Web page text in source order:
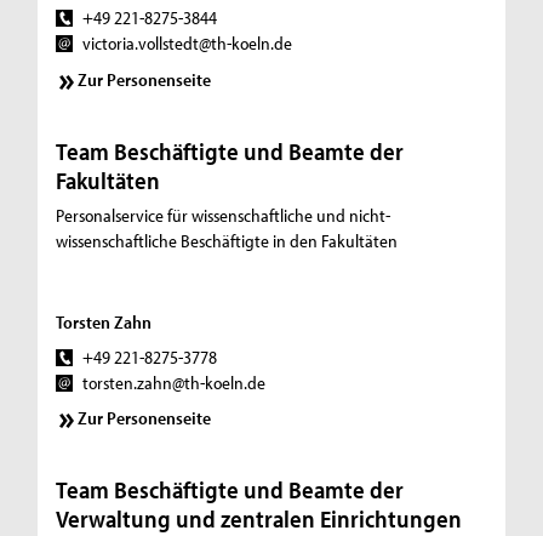
+49 221-8275-3844
victoria.vollstedt@th-koeln.de
Zur Personenseite
Team Beschäftigte und Beamte der
Fakultäten
Personalservice für wissenschaftliche und nicht-
wissenschaftliche Beschäftigte in den Fakultäten
Torsten Zahn
+49 221-8275-3778
torsten.zahn@th-koeln.de
Zur Personenseite
Team Beschäftigte und Beamte der
Verwaltung und zentralen Einrichtungen